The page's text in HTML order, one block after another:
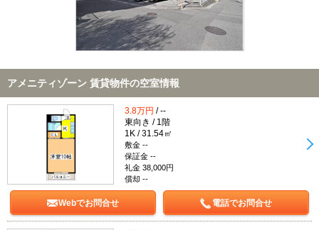
アメニティゾーン 賃貸物件の空室情報
3.8万円 / --
東向き / 1階
1K / 31.54㎡
敷金 --
保証金 --
礼金 38,000円
償却 --
Webでお問合せ 電話でお問合せ